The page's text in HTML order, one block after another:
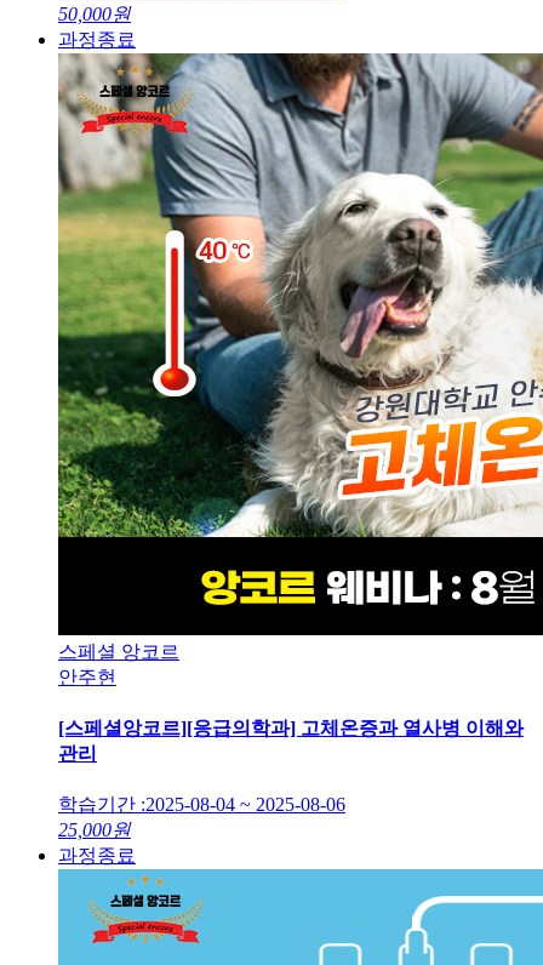
50,000원
과정종료
스페셜 앙코르
안주현
[스페셜앙코르][응급의학과] 고체온증과 열사병 이해와
관리
학습기간 :2025-08-04 ~ 2025-08-06
25,000원
과정종료